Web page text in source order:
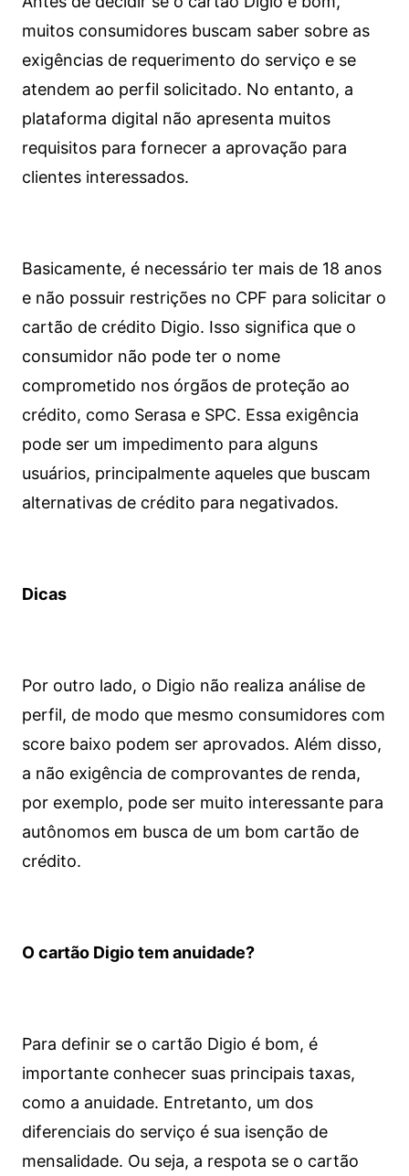
muitos consumidores buscam saber sobre as
exigências de requerimento do serviço e se
atendem ao perfil solicitado. No entanto, a
plataforma digital não apresenta muitos
requisitos para fornecer a aprovação para
clientes interessados.
Basicamente, é necessário ter mais de 18 anos
e não possuir restrições no CPF para solicitar o
cartão de crédito Digio. Isso significa que o
consumidor não pode ter o nome
comprometido nos órgãos de proteção ao
crédito, como Serasa e SPC. Essa exigência
pode ser um impedimento para alguns
usuários, principalmente aqueles que buscam
alternativas de crédito para negativados.
Dicas
Por outro lado, o Digio não realiza análise de
perfil, de modo que mesmo consumidores com
score baixo podem ser aprovados. Além disso,
a não exigência de comprovantes de renda,
por exemplo, pode ser muito interessante para
autônomos em busca de um bom cartão de
crédito.
O cartão Digio tem anuidade?
Para definir se o cartão Digio é bom, é
importante conhecer suas principais taxas,
como a anuidade. Entretanto, um dos
diferenciais do serviço é sua isenção de
mensalidade. Ou seja, a respota se o cartão